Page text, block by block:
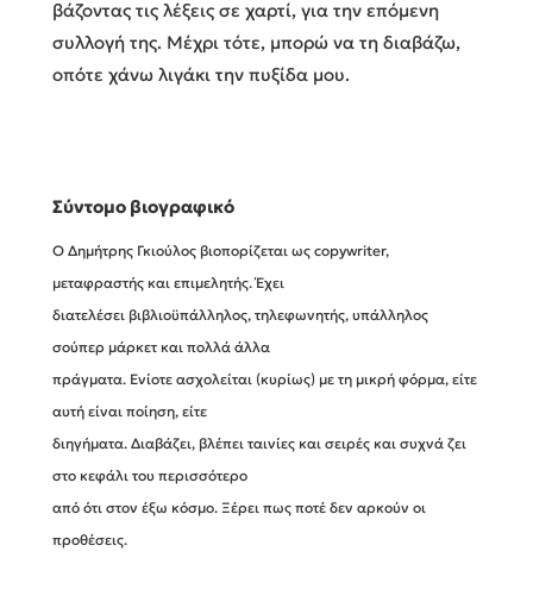
βάζοντας τις λέξεις σε χαρτί, για την επόμενη
συλλογή της. Μέχρι τότε, μπορώ να τη διαβάζω,
οπότε χάνω λιγάκι την πυξίδα μου.
Σύντομο βιογραφικό
Ο Δημήτρης Γκιούλος βιοπορίζεται ως copywriter,
μεταφραστής και επιμελητής. Έχει
διατελέσει βιβλιοϋπάλληλος, τηλεφωνητής, υπάλληλος
σούπερ μάρκετ και πολλά άλλα
πράγματα. Ενίοτε ασχολείται (κυρίως) με τη μικρή φόρμα, είτε
αυτή είναι ποίηση, είτε
διηγήματα. Διαβάζει, βλέπει ταινίες και σειρές και συχνά ζει
στο κεφάλι του περισσότερο
από ότι στον έξω κόσμο. Ξέρει πως ποτέ δεν αρκούν οι
προθέσεις.